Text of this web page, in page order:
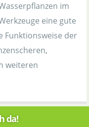
im
eine gute
Funktionsweise der
weiteren
da!